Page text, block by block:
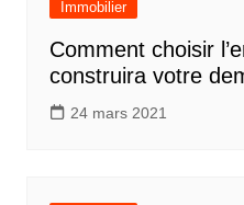
Immobilier
Comment choisir
construira votre
24 mars 2021